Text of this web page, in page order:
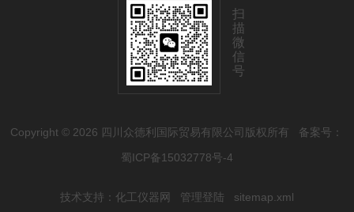
扫
描
微
信
号
Copyright © 2026 四川众德利国际贸易有限公司版权所有 备案号：
蜀ICP备15032778号-4
技术支持： 化工仪器网 管理登陆 sitemap.xml